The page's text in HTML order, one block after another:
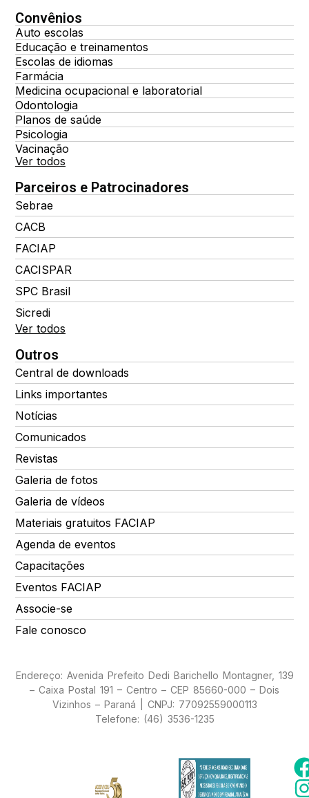
Convênios
Auto escolas
Educação e treinamentos
Escolas de idiomas
Farmácia
Medicina ocupacional e laboratorial
Odontologia
Planos de saúde
Psicologia
Vacinação
Ver todos
Parceiros e Patrocinadores
Sebrae
CACB
FACIAP
CACISPAR
SPC Brasil
Sicredi
Ver todos
Outros
Central de downloads
Links importantes
Notícias
Comunicados
Revistas
Galeria de fotos
Galeria de vídeos
Materiais gratuitos FACIAP
Agenda de eventos
Capacitações
Eventos FACIAP
Associe-se
Fale conosco
Endereço: Avenida Prefeito Dedi Barichello Montagner, 139
– Caixa Postal 191 – Centro – CEP 85660-000 – Dois
Vizinhos – Paraná | CNPJ: 77092559000113
Telefone: (46) 3536-1235